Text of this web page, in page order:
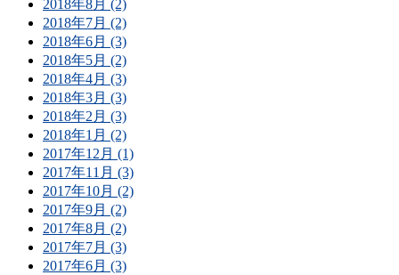
2018年8月 (2)
2018年7月 (2)
2018年6月 (3)
2018年5月 (2)
2018年4月 (3)
2018年3月 (3)
2018年2月 (3)
2018年1月 (2)
2017年12月 (1)
2017年11月 (3)
2017年10月 (2)
2017年9月 (2)
2017年8月 (2)
2017年7月 (3)
2017年6月 (3)